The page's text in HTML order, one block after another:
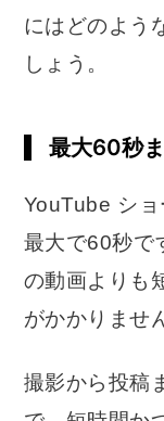
にはどのよう
しょう。
最大60秒
YouTube シ
最大で60秒で
の動画よりも
がかかりませ
撮影から投稿